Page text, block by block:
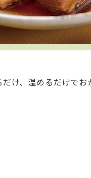
け、温めるだけで